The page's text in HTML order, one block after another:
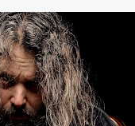
BILBAO